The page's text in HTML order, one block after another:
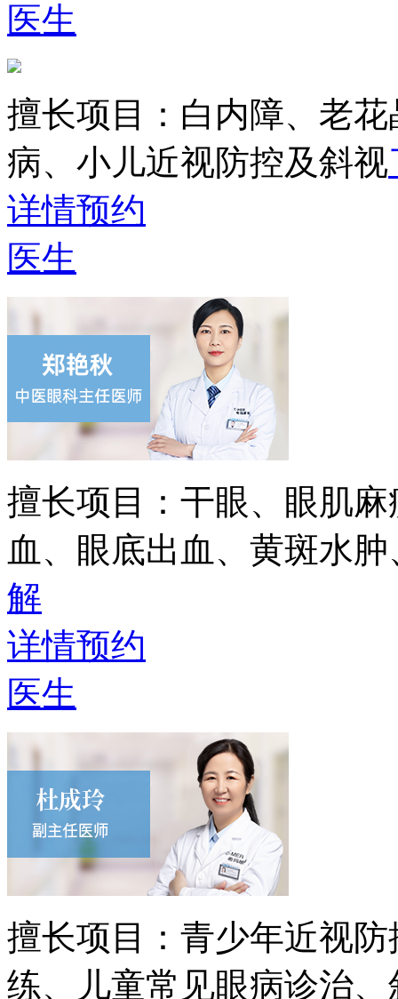
医生
擅长项目： 白内障、老
病、小儿近视防控及斜视
详情预约
医生
擅长项目： 干眼、眼肌
血、眼底出血、黄斑水
解
详情预约
医生
擅长项目： 青少年近视
练、儿童常见眼病诊治